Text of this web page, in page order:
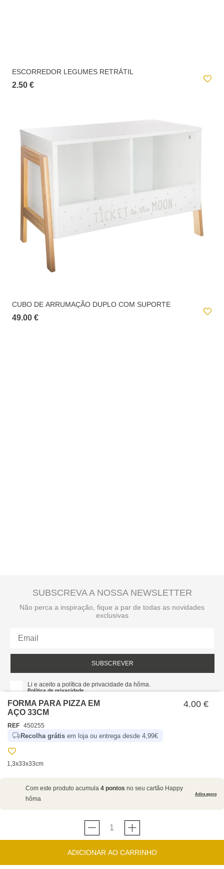
FORMA PARA PIZZA EM
AÇO 33CM
4.00 €
REF 450255
Recolha grátis em loja ou entrega desde 4,99€
1,3x33x33cm
Com este produto acumula 4 pontos no seu cartão Happy
hôma
Adira agora
ADICIONAR AO CARRINHO
ESCORREDOR LEGUMES RETRÁTIL
2.50 €
CUBO DE ARRUMAÇÃO DUPLO COM SUPORTE
49.00 €
SUBSCREVA A NOSSA NEWSLETTER
Não perca a inspiração, fique a par de todas as novidades
exclusivas
SUBSCREVER
Li e aceito a política de privacidade da hôma.
Política de privacidade
EMPRESA
SUSTENTABILIDADE
FAQ'S
PROTEÇÃO DE DADOS
CONDIÇÕES GERAIS DE VENDA E UTILIZAÇÃO DO
CONTACTOS
FORMULÁRIO DE CONTACTO